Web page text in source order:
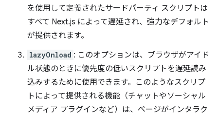
を使用して定義されたサードパーティ スクリプトは
すべて Next.js によって遅延され、強力なデフォルト
が提供されます。
lazyOnload : このオプションは、ブラウザがアイド
ル状態のときに優先度の低いスクリプトを遅延読み
込みするために使用できます。このようなスクリプ
トによって提供される機能（チャットやソーシャル
メディア プラグインなど）は、ページがインタラク